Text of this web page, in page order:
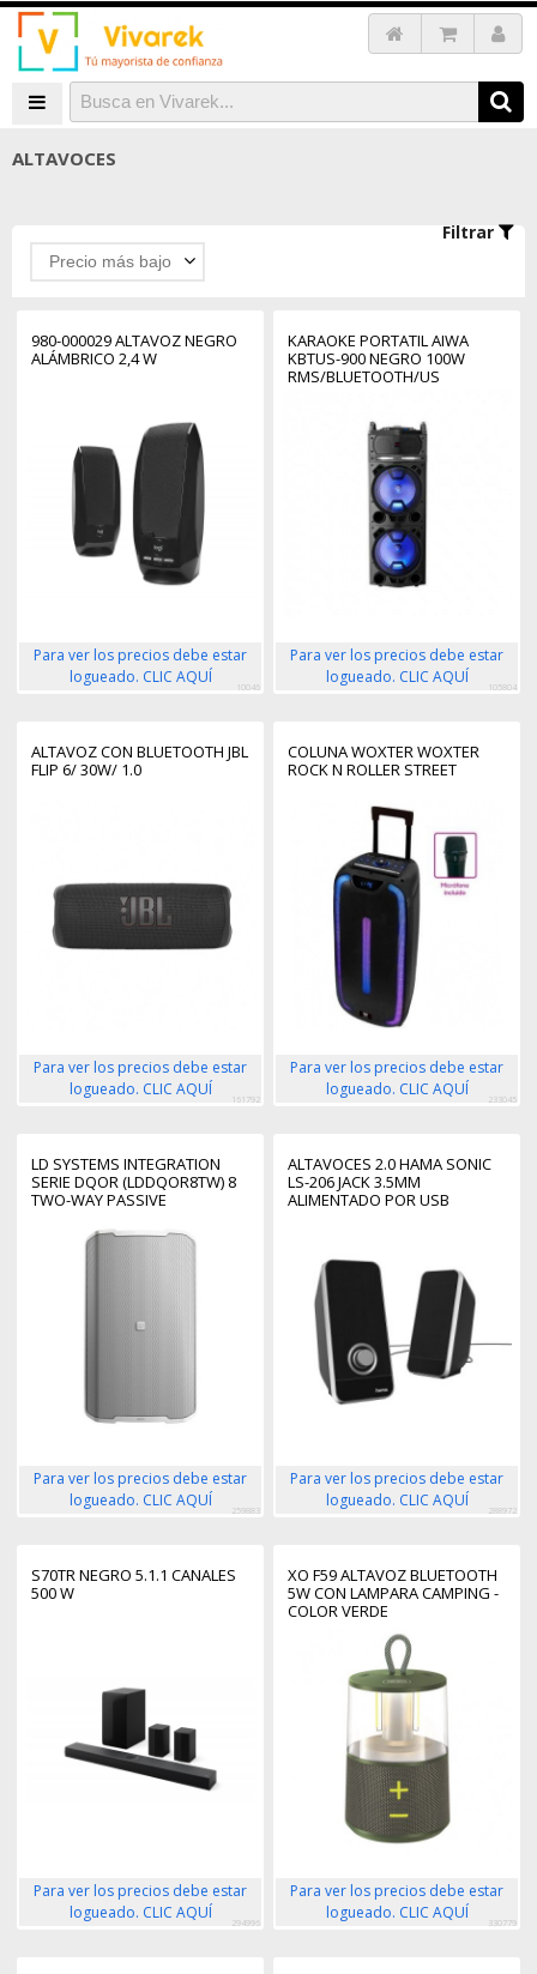
ALTAVOCES
Filtrar
Precio más bajo
980-000029 ALTAVOZ NEGRO
ALÁMBRICO 2,4 W
Para ver los precios debe estar
logueado. CLIC AQUÍ
10046
KARAOKE PORTATIL AIWA
KBTUS-900 NEGRO 100W
RMS/BLUETOOTH/US
Para ver los precios debe estar
logueado. CLIC AQUÍ
105804
ALTAVOZ CON BLUETOOTH JBL
FLIP 6/ 30W/ 1.0
Para ver los precios debe estar
logueado. CLIC AQUÍ
161792
COLUNA WOXTER WOXTER
ROCK N ROLLER STREET
Para ver los precios debe estar
logueado. CLIC AQUÍ
233045
LD SYSTEMS INTEGRATION
SERIE DQOR (LDDQOR8TW) 8
TWO-WAY PASSIVE
INSTALLATION LOUDSPEAKER
Para ver los precios debe estar
logueado. CLIC AQUÍ
259883
ALTAVOCES 2.0 HAMA SONIC
LS-206 JACK 3.5MM
ALIMENTADO POR USB
Para ver los precios debe estar
logueado. CLIC AQUÍ
288972
S70TR NEGRO 5.1.1 CANALES
500 W
Para ver los precios debe estar
logueado. CLIC AQUÍ
294996
XO F59 ALTAVOZ BLUETOOTH
5W CON LAMPARA CAMPING -
COLOR VERDE
Para ver los precios debe estar
logueado. CLIC AQUÍ
330779